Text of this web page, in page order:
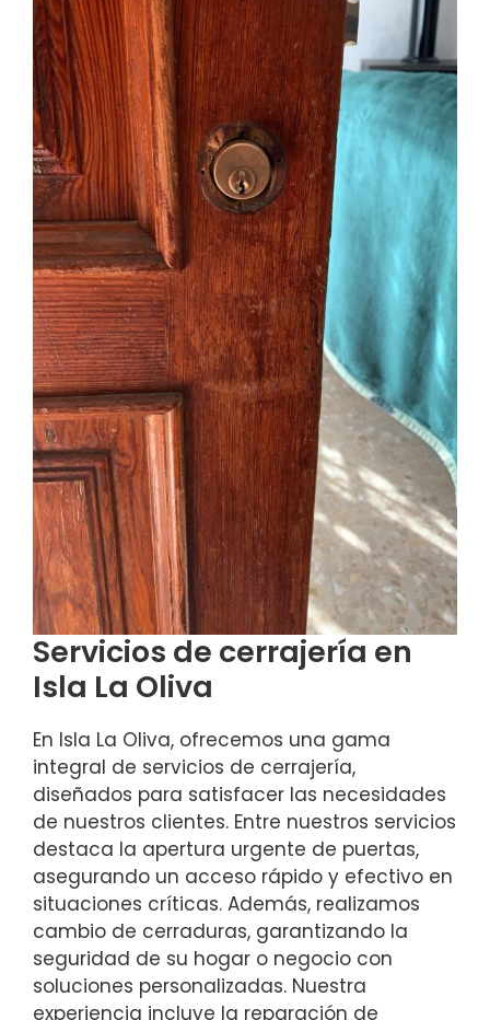
Servicios de cerrajería en
Isla La Oliva
En Isla La Oliva, ofrecemos una gama
integral de servicios de cerrajería,
diseñados para satisfacer las necesidades
de nuestros clientes. Entre nuestros servicios
destaca la apertura urgente de puertas,
asegurando un acceso rápido y efectivo en
situaciones críticas. Además, realizamos
cambio de cerraduras, garantizando la
seguridad de su hogar o negocio con
soluciones personalizadas. Nuestra
experiencia incluye la reparación de